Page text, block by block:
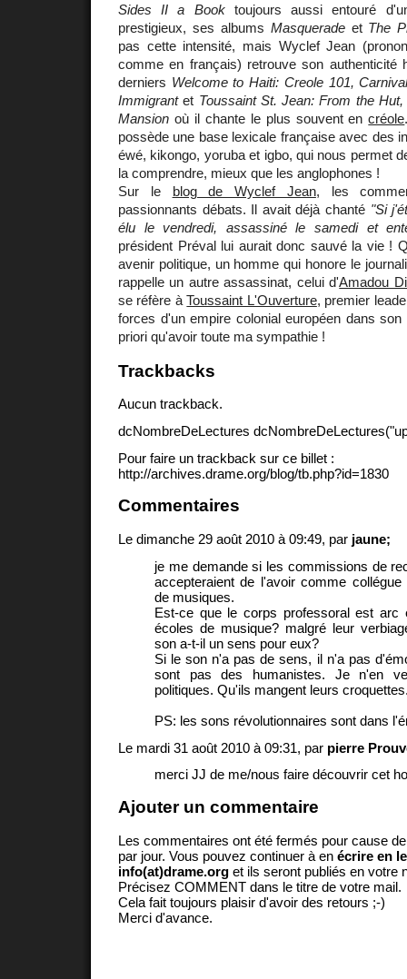
Sides II a Booktoujours aussi entouré
prestigieux, ses albums Masqueradeet The
pas cette intensité, mais Wyclef Jean
comme en français) retrouve son authenticité
derniers Welcome to Haiti: Creole 101,
Immigrantet Toussaint St. Jean: From the
Mansion où il chante le plus souvent encréole
possède une base lexicale française avec des
éwé, kikongo, yoruba et igbo, qui nous permet
la comprendre, mieux que les anglophones !
Sur le blog de Wyclef Jean, les
passionnants débats. Il avait déjà chanté "Si
élu le vendredi, assassiné le samedi et
président Préval lui aurait donc sauvé la vie !
avenir politique, un homme qui honore le
rappelle un autre assassinat, celui d'Amadou
se réfère àToussaint L'Ouverture, premier
forces d'un empire colonial européen dans
priori qu'avoir toute ma sympathie !
Trackbacks
Aucun trackback.
dcNombreDeLectures
Pour faire un trackback sur ce billet :
http://archives.drame.org/blog/tb.php?id=1830
Commentaires
Le dimanche 29 août 2010 à 09:49, par jaune;
je me demande si les commissions de
accepteraient de l'avoir comme
de musiques.
Est-ce que le corps professoral est arc
écoles de musique? malgré leur
son a-t-il un sens pour eux?
Si le son n'a pas de sens, il n'a pas
sont pas des humanistes. Je n'en
politiques. Qu'ils mangent leurs
PS: les sons révolutionnaires sont dans
Le mardi 31 août 2010 à 09:31, par pierre
merci JJ de me/nous faire découvrir cet
Ajouter un commentaire
Les commentaires ont été fermés pour cause
par jour. Vous pouvez continuer à en écrire en
info(at)drame.org et ils seront publiés en votre
Précisez COMMENT dans le titre de votre mail.
Cela fait toujours plaisir d'avoir des retours ;-)
Merci d'avance.